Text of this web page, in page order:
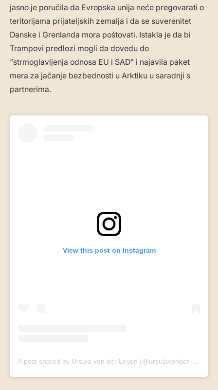
jasno je poručila da Evropska unija neće pregovarati o
teritorijama prijateljskih zemalja i da se suverenitet
Danske i Grenlanda mora poštovati. Istakla je da bi
Trampovi predlozi mogli da dovedu do
“strmoglavljenja odnosa EU i SAD” i najavila paket
mera za jačanje bezbednosti u Arktiku u saradnji s
partnerima.
View this post on Instagram